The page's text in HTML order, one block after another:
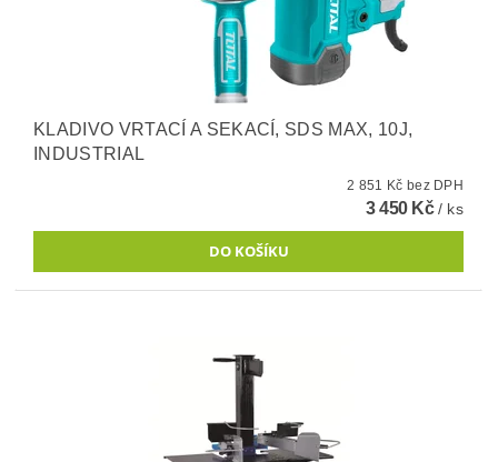
KLADIVO VRTACÍ A SEKACÍ, SDS MAX, 10J,
INDUSTRIAL
2 851 Kč bez DPH
3 450 Kč/ ks